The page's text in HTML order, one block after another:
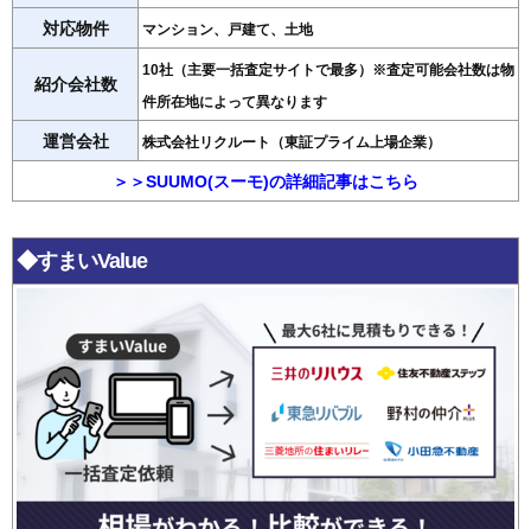
対応物件 マンション、戸建て、土地
紹介会社数
10社（主要一括査定サイトで最多）※査定可能会社数は物
件所在地によって異なります
運営会社 株式会社リクルート（東証プライム上場企業）
＞＞SUUMO(スーモ)の詳細記事はこちら
◆すまいValue